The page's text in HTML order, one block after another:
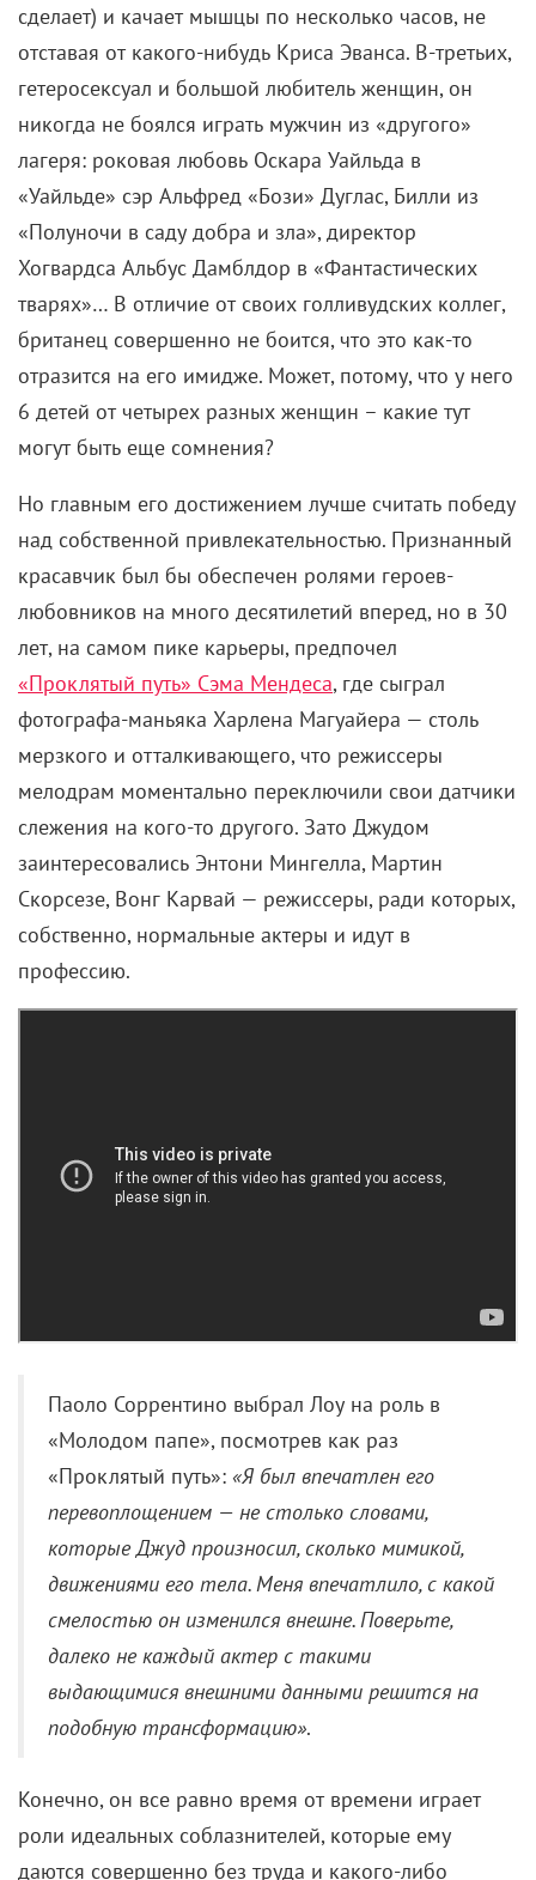
сделает) и качает мышцы по несколько часов, не
отставая от какого-нибудь Криса Эванса. В-третьих,
гетеросексуал и большой любитель женщин, он
никогда не боялся играть мужчин из «другого»
лагеря: роковая любовь Оскара Уайльда в
«Уайльде» сэр Альфред «Бози» Дуглас, Билли из
«Полуночи в саду добра и зла», директор
Хогвардса Альбус Дамблдор в «Фантастических
тварях»… В отличие от своих голливудских коллег,
британец совершенно не боится, что это как-то
отразится на его имидже. Может, потому, что у него
6 детей от четырех разных женщин – какие тут
могут быть еще сомнения?
Но главным его достижением лучше считать победу
над собственной привлекательностью. Признанный
красавчик был бы обеспечен ролями героев-
любовников на много десятилетий вперед, но в 30
лет, на самом пике карьеры, предпочел
«Проклятый путь» Сэма Мендеса, где сыграл
фотографа-маньяка Харлена Магуайера — столь
мерзкого и отталкивающего, что режиссеры
мелодрам моментально переключили свои датчики
слежения на кого-то другого. Зато Джудом
заинтересовались Энтони Мингелла, Мартин
Скорсезе, Вонг Карвай — режиссеры, ради которых,
собственно, нормальные актеры и идут в
профессию.
Паоло Соррентино выбрал Лоу на роль в
«Молодом папе», посмотрев как раз
«Проклятый путь»: «Я был впечатлен его
перевоплощением — не столько словами,
которые Джуд произносил, сколько мимикой,
движениями его тела. Меня впечатлило, с какой
смелостью он изменился внешне. Поверьте,
далеко не каждый актер с такими
выдающимися внешними данными решится на
подобную трансформацию».
Конечно, он все равно время от времени играет
роли идеальных соблазнителей, которые ему
даются совершенно без труда и какого-либо